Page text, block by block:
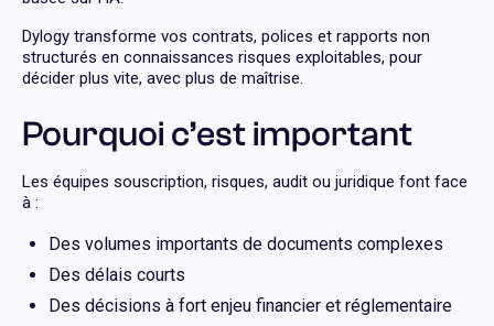
Dylogy transforme vos contrats, polices et rapports non
structurés en connaissances risques exploitables, pour
décider plus vite, avec plus de maîtrise.
Pourquoi c’est important
Les équipes souscription, risques, audit ou juridique font face
à :
Des volumes importants de documents complexes
Des délais courts
Des décisions à fort enjeu financier et réglementaire